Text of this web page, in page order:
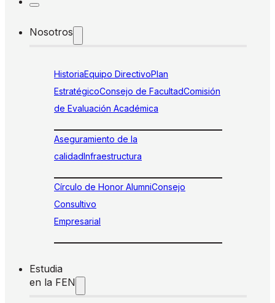
Nosotros
HistoriaEquipo DirectivoPlan
EstratégicoConsejo de FacultadComisión
de Evaluación Académica
Aseguramiento de la
calidadInfraestructura
Círculo de Honor AlumniConsejo
Consultivo
Empresarial
Estudia
en la FEN